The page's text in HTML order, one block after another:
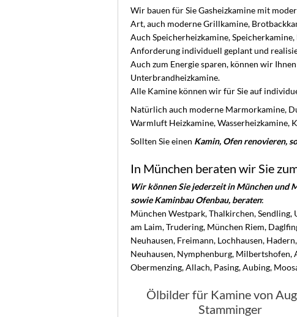
Wir bauen für Sie Gasheizkamine mit
Art, auch moderne Grillkamine,
Auch Speicherheizkamine,
Anforderung individuell geplant und
Auch zum Energie sparen, können wir
Unterbrandheizkamine.
Alle Kamine können wir für Sie auf
Natürlich auch moderne Marmorkamine,
Warmluft Heizkamine, Wasserheizkamine,
Sollten Sie einen Kamin, Ofen renovieren,
In München beraten wir Sie
Wir können Sie jederzeit in München und
sowie Kaminbau Ofenbau, beraten:
München Westpark, Thalkirchen,
am Laim, Trudering, München Riem,
Neuhausen, Freimann, Lochhausen,
Neuhausen, Nymphenburg, Milbertshofen,
Obermenzing, Allach, Pasing, Aubing,
Ölbilder für Kamine von
Stamminger